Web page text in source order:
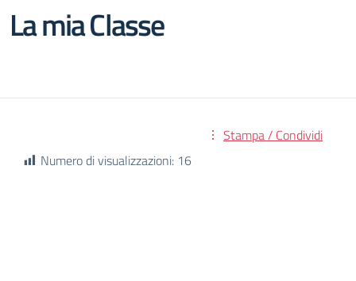
La mia Classe
Stampa / Condividi
Numero di visualizzazioni: 16